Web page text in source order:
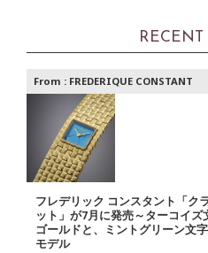
RECENT
From : FREDERIQUE CONSTANT
フレデリック コンスタント「ク
ット」が7月に発売～ターコイズ
ゴールドと、ミントグリーン文
モデル